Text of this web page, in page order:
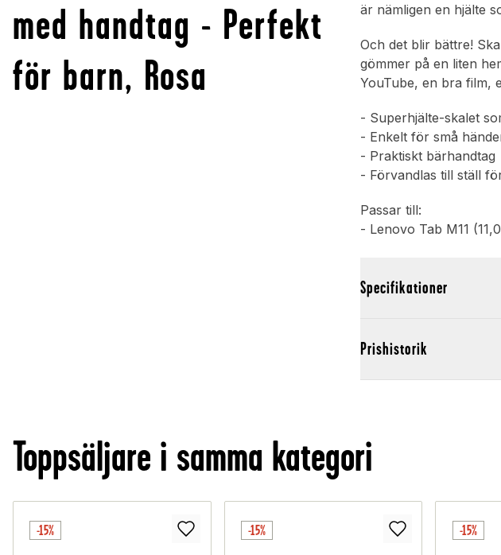
med handtag - Perfekt
för barn, Rosa
är nämligen en hjälte
Och det blir bättre!
gömmer på en liten
YouTube, en bra film,
- Superhjälte-skalet
- Enkelt för små
- Praktiskt bärhandtag
- Förvandlas till ställ
Passar till:
- Lenovo Tab M11
Specifikationer
Prishistorik
Toppsäljare i samma kategori
-15% -15% -15%